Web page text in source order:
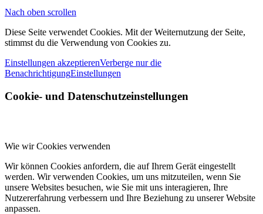
Nach oben scrollen
Diese Seite verwendet Cookies. Mit der Weiternutzung der Seite,
stimmst du die Verwendung von Cookies zu.
Einstellungen akzeptierenVerberge nur die
BenachrichtigungEinstellungen
Cookie- und Datenschutzeinstellungen
Wie wir Cookies verwenden
Wir können Cookies anfordern, die auf Ihrem Gerät eingestellt
werden. Wir verwenden Cookies, um uns mitzuteilen, wenn Sie
unsere Websites besuchen, wie Sie mit uns interagieren, Ihre
Nutzererfahrung verbessern und Ihre Beziehung zu unserer Website
anpassen.